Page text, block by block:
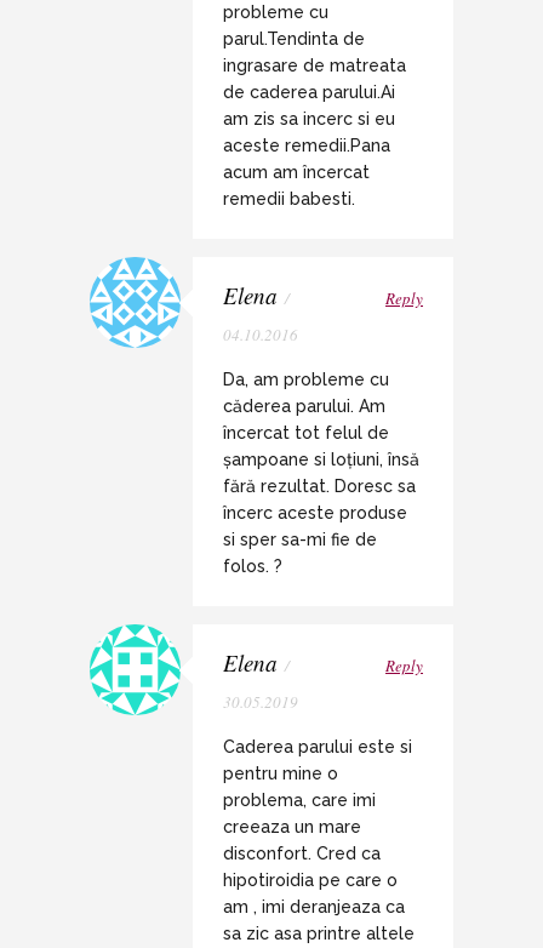
probleme cu
parul.Tendinta de
ingrasare de matreata
de caderea parului.Ai
am zis sa incerc si eu
aceste remedii.Pana
acum am încercat
remedii babesti.
Elena /
04.10.2016
Reply
Da, am probleme cu
căderea parului. Am
încercat tot felul de
șampoane si loțiuni, însă
fără rezultat. Doresc sa
încerc aceste produse
si sper sa-mi fie de
folos. ?
Elena /
30.05.2019
Reply
Caderea parului este si
pentru mine o
problema, care imi
creeaza un mare
disconfort. Cred ca
hipotiroidia pe care o
am , imi deranjeaza ca
sa zic asa printre altele